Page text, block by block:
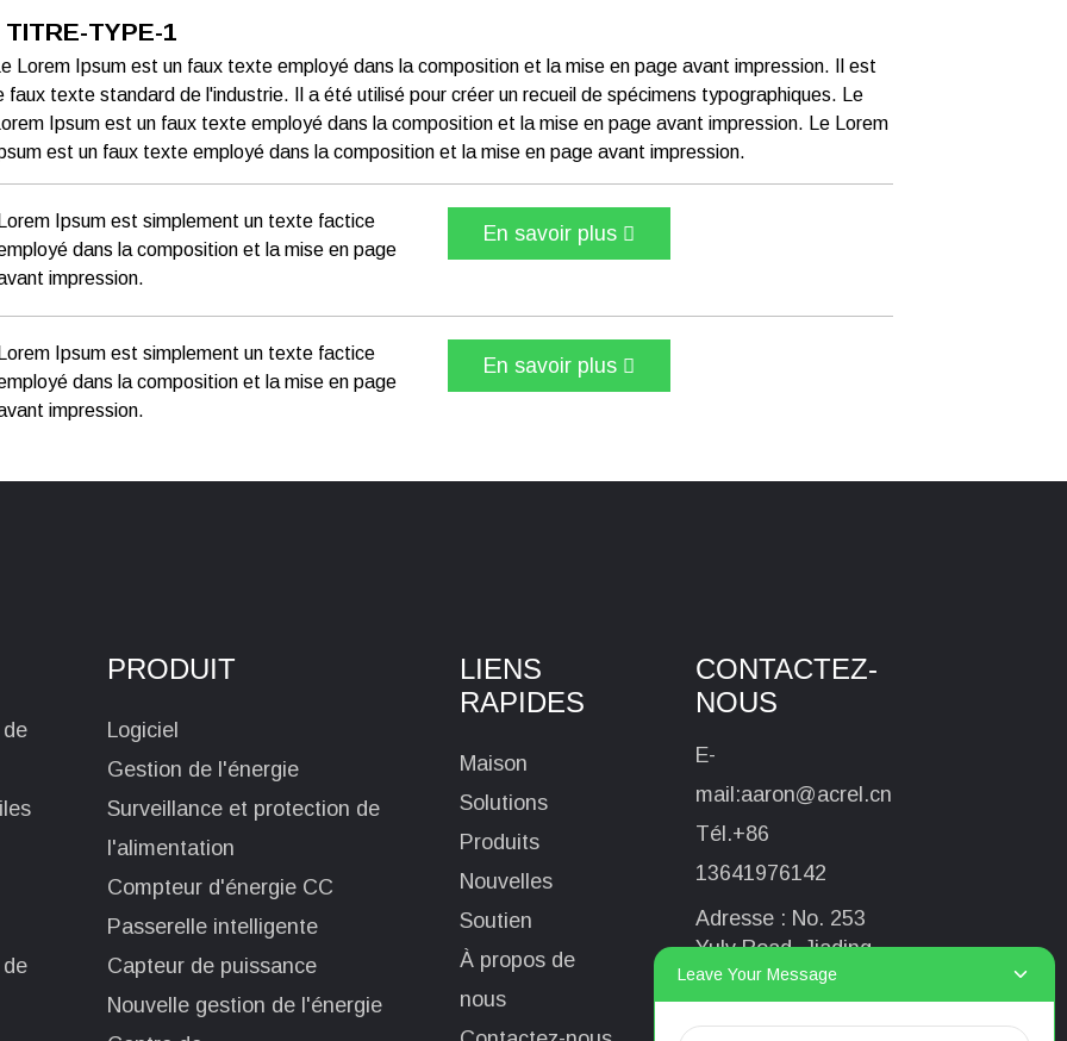
TITRE-TYPE-1
Lorem Ipsum est un faux texte employé dans la composition et la mise en page avant impression. Il est
faux texte standard de l'industrie. Il a été utilisé pour créer un recueil de spécimens typographiques. Le
Ipsum est un faux texte employé dans la composition et la mise en page avant impression. Le Lorem
est un faux texte employé dans la composition et la mise en page avant impression.
Lorem Ipsum est simplement un texte factice
dans la composition et la mise en page
impression.
En savoir plus
Lorem Ipsum est simplement un texte factice
dans la composition et la mise en page
impression.
En savoir plus
PRODUIT
Logiciel
Gestion de l'énergie
Surveillance et protection de
l'alimentation
Compteur d'énergie CC
Passerelle intelligente
Capteur de puissance
Nouvelle gestion de l'énergie
LIENS
RAPIDES
Maison
Solutions
Produits
Nouvelles
Soutien
À propos de
nous
CONTACTEZ-
NOUS
E-
mail:aaron@acrel.cn
Tél.+86
13641976142
Adresse : No. 253
Yulv Road, Jiading
Area, Shanghai,
Chine, 201801
Leave Your Message